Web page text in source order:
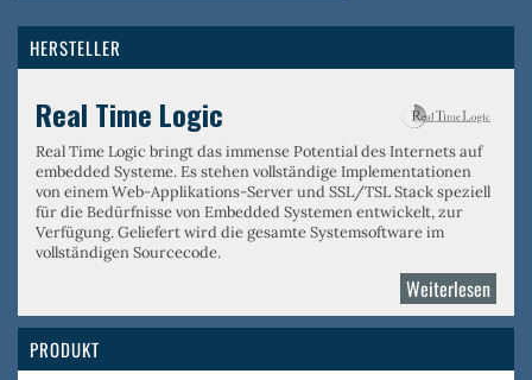
HERSTELLER
Real Time Logic
Real Time Logic bringt das immense Potential des Internets auf
embedded Systeme. Es stehen vollständige Implementationen
von einemWeb-Applikations-Serverund SSL/TSL Stackspeziell
für die Bedürfnisse von Embedded Systemen entwickelt, zur
Verfügung. Geliefert wird die gesamte Systemsoftware im
vollständigen Sourcecode.
Weiterlesen
Real
Logic
PRODUKT